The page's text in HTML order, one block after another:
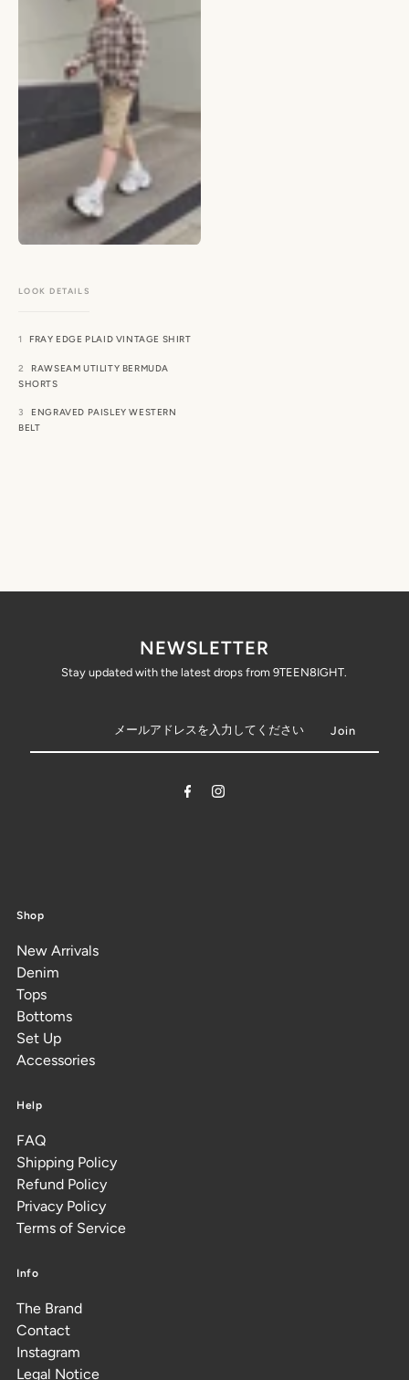
FRAY EDGE PLAID VINTAGE SHIRT
RAWSEAM UTILITY BERMUDA
SHORTS
ENGRAVED PAISLEY WESTERN
BELT
NEWSLETTER
Stay updated with the latest drops from 9TEEN8IGHT.
Shop
New Arrivals
Denim
Tops
Bottoms
Set Up
Accessories
Help
FAQ
Shipping Policy
Refund Policy
Privacy Policy
Terms of Service
Info
The Brand
Contact
Instagram
Legal Notice